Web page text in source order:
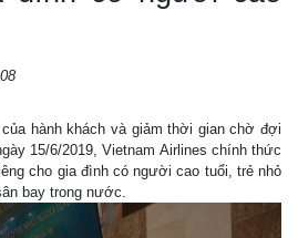
của hành khách và giảm thời gian chờ đợi
15/6/2019, Vietnam Airlines chính thức
cho gia đình có người cao tuổi, trẻ nhỏ
bay trong nước.